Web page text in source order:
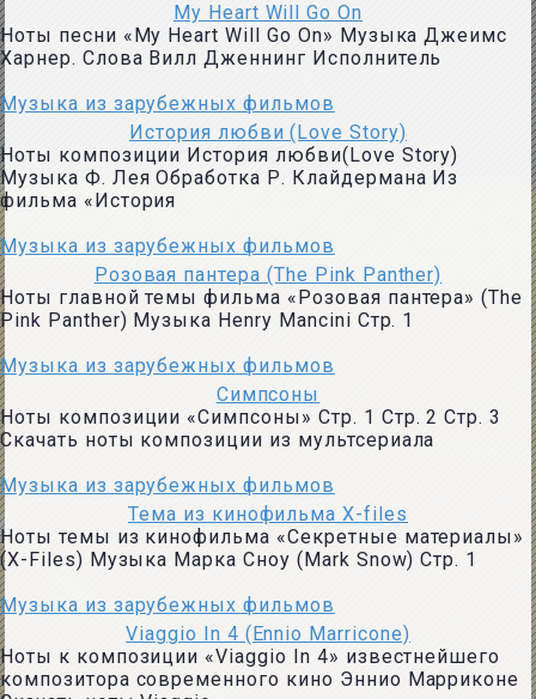
My Heart Will Go On
Ноты песни «My Heart Will Go On» Музыка Джеимс
Харнер. Слова Вилл Дженнинг Исполнитель
Музыка из зарубежных фильмов
История любви (Love Story)
Ноты композиции История любви(Love Story)
Музыка Ф. Лея Обработка Р. Клайдермана Из
фильма «История
Музыка из зарубежных фильмов
Розовая пантера (The Pink Panther)
Ноты главной темы фильма «Розовая пантера» (The
Pink Panther) Музыка Henry Mancini Стр. 1
Музыка из зарубежных фильмов
Симпсоны
Ноты композиции «Симпсоны» Стр. 1 Стр. 2 Стр. 3
Скачать ноты композиции из мультсериала
Музыка из зарубежных фильмов
Тема из кинофильма X-files
Ноты темы из кинофильма «Секретные материалы»
(X-Files) Музыка Марка Сноу (Mark Snow) Стр. 1
Музыка из зарубежных фильмов
Viaggio In 4 (Ennio Marricone)
Ноты к композиции «Viaggio In 4» известнейшего
композитора современного кино Эннио Марриконе